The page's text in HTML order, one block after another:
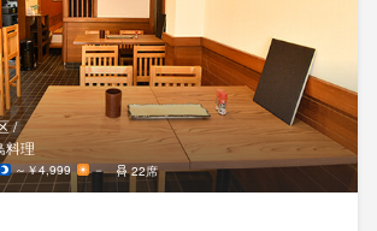
/
料理
～￥4,999 － 22席